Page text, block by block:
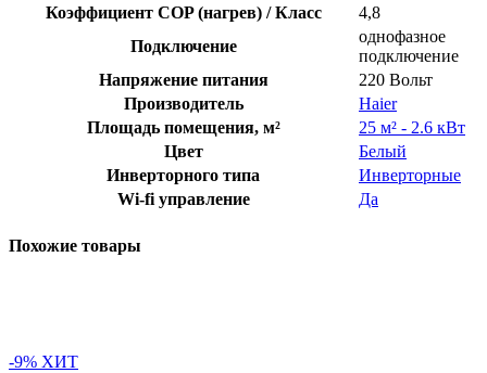
Коэффициент COP (нагрев) / Класс
4,8
Подключение
однофазное
подключение
Напряжение питания
220 Вольт
Производитель
Haier
Площадь помещения, м²
25 м² - 2.6 кВт
Цвет
Белый
Инверторного типа
Инверторные
Wi-fi управление
Да
Похожие товары
-9% ХИТ